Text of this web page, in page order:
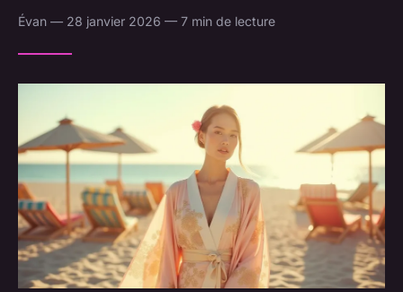
Évan — 28 janvier 2026 — 7 min de lecture